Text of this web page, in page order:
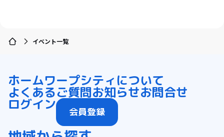
イベント一覧
ホームワープシティについて
よくあるご質問お知らせお問合せ
ログイン 会員登録